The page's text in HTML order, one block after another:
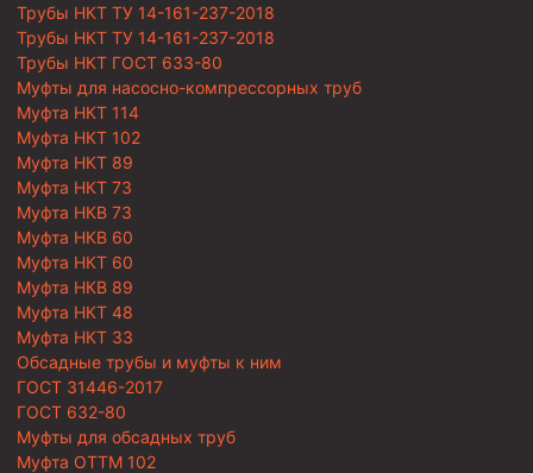
Трубы НКТ ТУ 14-161-237-2018
Трубы НКТ ТУ 14-161-237-2018
Трубы НКТ ГОСТ 633-80
Муфты для насосно-компрессорных труб
Муфта НКТ 114
Муфта НКТ 102
Муфта НКТ 89
Муфта НКТ 73
Муфта НКВ 73
Муфта НКВ 60
Муфта НКТ 60
Муфта НКВ 89
Муфта НКТ 48
Муфта НКТ 33
Обсадные трубы и муфты к ним
ГОСТ 31446-2017
ГОСТ 632-80
Муфты для обсадных труб
Муфта ОТТМ 102